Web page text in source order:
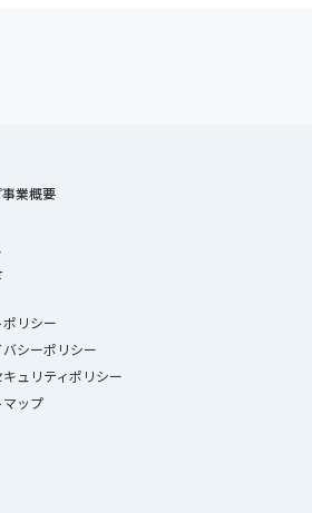
業概要
リシー
バシーポリシー
ュリティポリシー
ップ